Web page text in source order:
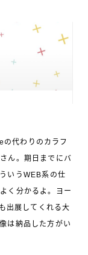
代わりのカラフ
ん。期日までにバ
いうWEB系の仕
く分かるよ。ヨー
出展してくれる大
は納品した方がい